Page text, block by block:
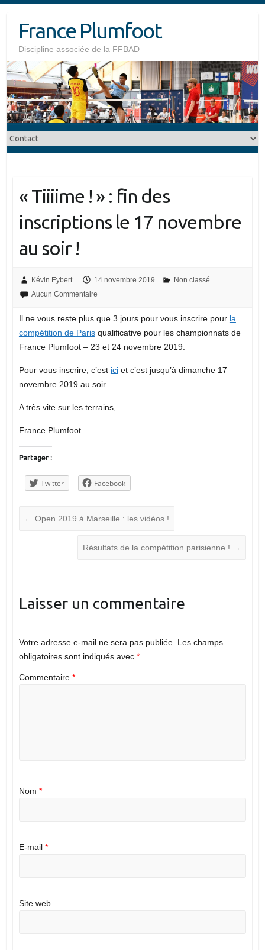
contentFrance Plumfoot
Discipline associée de la FFBAD
« Tiiiime ! » : fin des
inscriptions le 17 novembre
au soir !
Kévin Eybert 14 novembre 2019
Non classé
Aucun Commentaire
Il ne vous reste plus que 3 jours pour vous inscrire pour la
compétition de Parisqualificative pour les championnats de
France Plumfoot – 23 et 24 novembre 2019.
Pour vous inscrire, c’est iciet c’est jusqu’à dimanche 17
novembre 2019 au soir.
A très vite sur les terrains,
France Plumfoot
Partager :
Twitter Facebook
← Open 2019 à Marseille : les vidéos !
Résultats de la compétition parisienne ! →
Laisser un commentaire
Votre adresse e-mail ne sera pas publiée. Les champs
obligatoires sont indiqués avec *
Commentaire *
Nom *
E-mail *
Site web